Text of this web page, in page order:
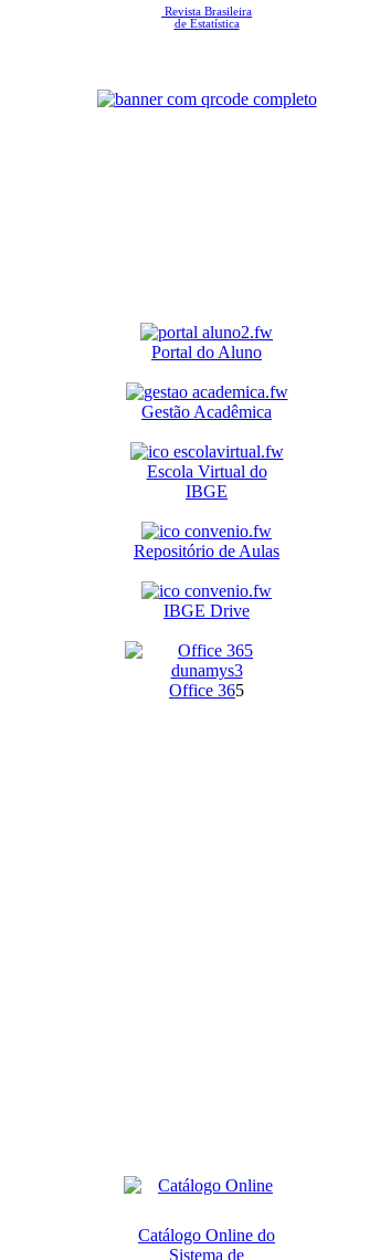
Revista Brasileira
de Estatística
Portal do Aluno
Gestão Acadêmica
Escola Virtual do
IBGE
Repositório de Aulas
IBGE Drive
Office 365
Catálogo Online do
Sistema de